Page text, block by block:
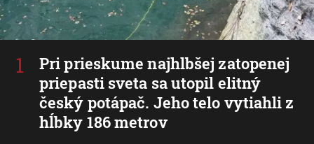
Pri prieskume najhlbšej zatopenej
priepasti sveta sa utopil elitný
český potápač. Jeho telo vytiahli z
hĺbky 186 metrov